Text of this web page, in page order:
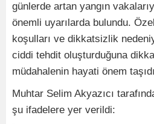
günlerde artan yangın
önemli uyarılarda bulundu.
koşulları ve dikkatsizlik
ciddi tehdit oluşturduğuna
müdahalenin hayati önem
Muhtar Selim Akyazıcı
şu ifadelere yer verildi: